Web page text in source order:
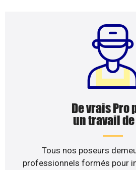
De vrais Pro
un travail
Tous nos poseurs
professionnels formés pour